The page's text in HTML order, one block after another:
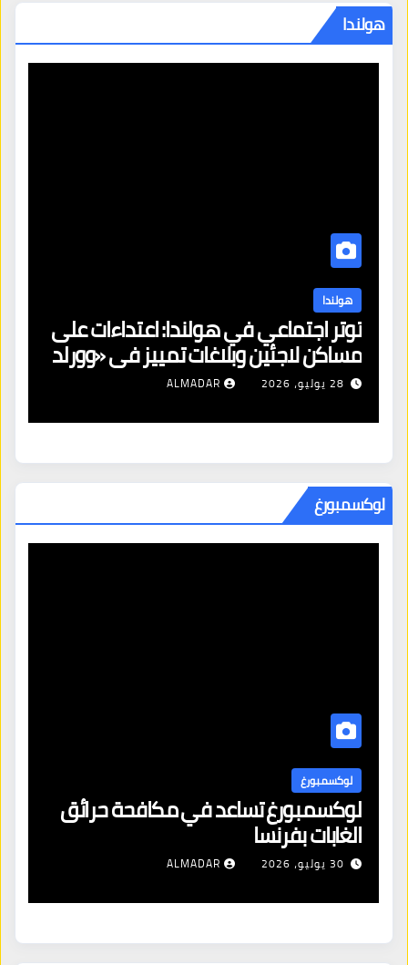
هولندا
هولندا
توتر اجتماعي في هولندا: اعتداءات على
مساكن لاجئين وبلاغات تمييز في «وورلد
برايد»
28 يوليو، 2026 ALMADAR
لوكسمبورغ
لوكسمبورغ
لوكسمبورغ تساعد في مكافحة حرائق
الغابات بفرنسا
30 يوليو، 2026 ALMADAR